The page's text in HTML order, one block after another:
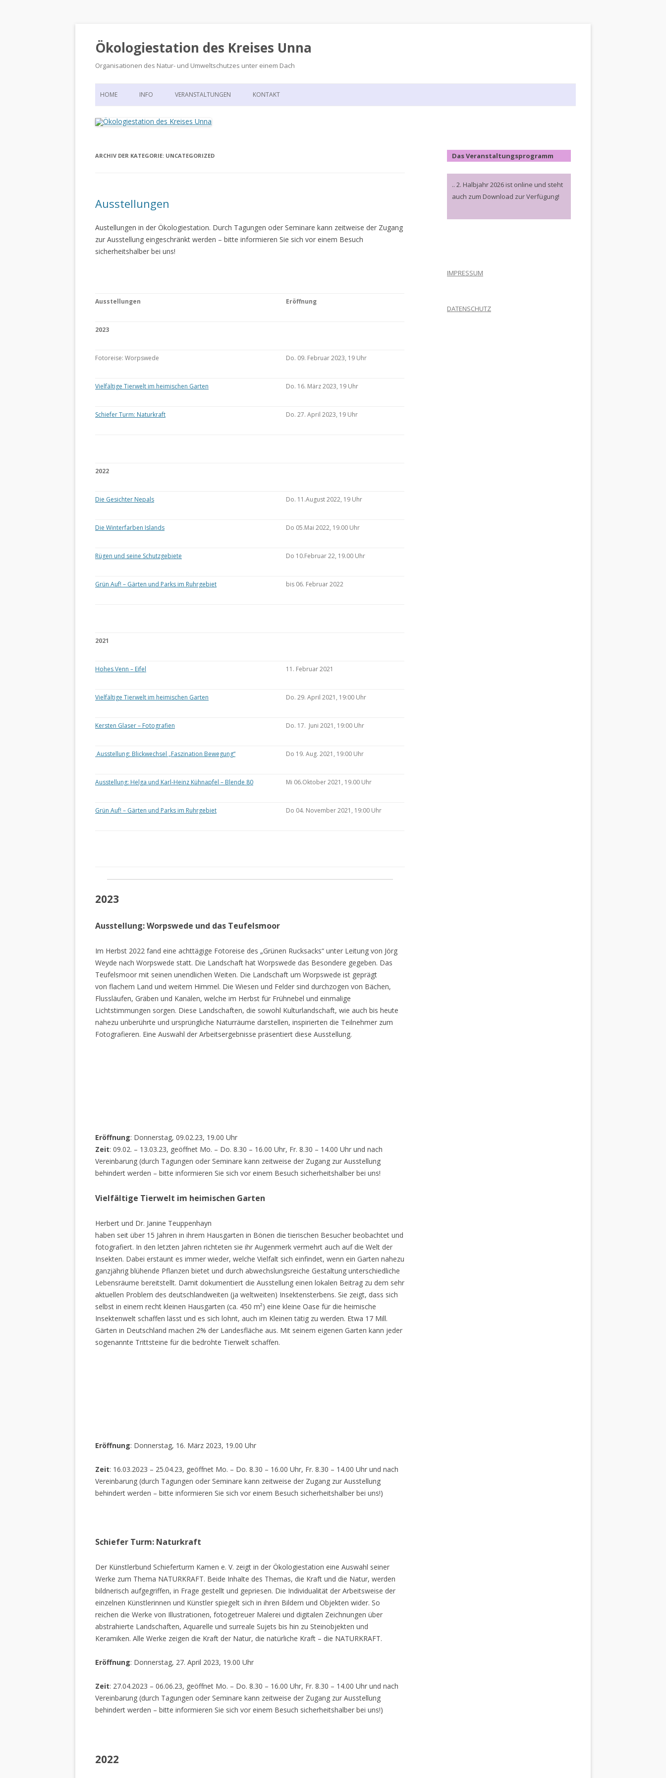
Ökologiestation des Kreises Unna
Organisationen des Natur- und Umweltschutzes unter einem Dach
Zum
HOME INFO VERANSTALTUNGEN KONTAKT
ARCHIV DER KATEGORIE: UNCATEGORIZED
Ausstellungen
Austellungen in der Ökologiestation. Durch Tagungen oder Seminare kann zeitweise der Zugang
zur Ausstellung eingeschränkt werden – bitte informieren Sie sich vor einem Besuch
sicherheitshalber bei uns!
Ausstellungen Eröffnung
2023
Fotoreise: Worpswede Do. 09. Februar 2023, 19 Uhr
Vielfältige Tierwelt im heimischen Garten Do. 16. März 2023, 19 Uhr
Schiefer Turm: Naturkraft Do. 27. April 2023, 19 Uhr
2022
Die Gesichter Nepals Do. 11.August 2022, 19 Uhr
Die Winterfarben Islands Do 05.Mai 2022, 19.00 Uhr
Rügen und seine Schutzgebiete Do 10.Februar 22, 19.00 Uhr
Grün Auf! – Gärten und Parks im Ruhrgebiet bis 06. Februar 2022
2021
Hohes Venn – Eifel 11. Februar 2021
Vielfältige Tierwelt im heimischen Garten Do. 29. April 2021, 19:00 Uhr
Kersten Glaser – Fotografien Do. 17. Juni 2021, 19:00 Uhr
Ausstellung: Blickwechsel „Faszination Bewegung“ Do 19. Aug. 2021, 19:00 Uhr
Ausstellung: Helga und Karl-Heinz Kühnapfel – Blende 80 Mi 06.Oktober 2021, 19.00 Uhr
Grün Auf! – Gärten und Parks im Ruhrgebiet Do 04. November 2021, 19:00 Uhr
2023
Ausstellung: Worpswede und das Teufelsmoor
Im Herbst 2022 fand eine achttägige Fotoreise des „Grünen Rucksacks“ unter Leitung von Jörg
Weyde nach Worpswede statt. Die Landschaft hat Worpswede das Besondere gegeben. Das
Teufelsmoor mit seinen unendlichen Weiten. Die Landschaft um Worpswede ist geprägt
von flachem Land und weitem Himmel. Die Wiesen und Felder sind durchzogen von Bächen,
Flussläufen, Gräben und Kanälen, welche im Herbst für Frühnebel und einmalige
Lichtstimmungen sorgen. Diese Landschaften, die sowohl Kulturlandschaft, wie auch bis heute
nahezu unberührte und ursprüngliche Naturräume darstellen, inspirierten die Teilnehmer zum
Fotografieren. Eine Auswahl der Arbeitsergebnisse präsentiert diese Ausstellung.
Eröffnung: Donnerstag, 09.02.23, 19.00 Uhr
Zeit: 09.02. – 13.03.23, geöffnet Mo. – Do. 8.30 – 16.00 Uhr, Fr. 8.30 – 14.00 Uhr und nach
Vereinbarung (durch Tagungen oder Seminare kann zeitweise der Zugang zur Ausstellung
behindert werden – bitte informieren Sie sich vor einem Besuch sicherheitshalber bei uns!
Vielfältige Tierwelt im heimischen Garten
Herbert und Dr. Janine Teuppenhayn
haben seit über 15 Jahren in ihrem Hausgarten in Bönen die tierischen Besucher beobachtet und
fotografiert. In den letzten Jahren richteten sie ihr Augenmerk vermehrt auch auf die Welt der
Insekten. Dabei erstaunt es immer wieder, welche Vielfalt sich einfindet, wenn ein Garten nahezu
ganzjährig blühende Pflanzen bietet und durch abwechslungsreiche Gestaltung unterschiedliche
Lebensräume bereitstellt. Damit dokumentiert die Ausstellung einen lokalen Beitrag zu dem sehr
aktuellen Problem des deutschlandweiten (ja weltweiten) Insektensterbens. Sie zeigt, dass sich
selbst in einem recht kleinen Hausgarten (ca. 450 m²) eine kleine Oase für die heimische
Insektenwelt schaffen lässt und es sich lohnt, auch im Kleinen tätig zu werden. Etwa 17 Mill.
Gärten in Deutschland machen 2% der Landesfläche aus. Mit seinem eigenen Garten kann jeder
sogenannte Trittsteine für die bedrohte Tierwelt schaffen.
Eröffnung: Donnerstag, 16. März 2023, 19.00 Uhr
Zeit: 16.03.2023 – 25.04.23, geöffnet Mo. – Do. 8.30 – 16.00 Uhr, Fr. 8.30 – 14.00 Uhr und nach
Vereinbarung (durch Tagungen oder Seminare kann zeitweise der Zugang zur Ausstellung
behindert werden – bitte informieren Sie sich vor einem Besuch sicherheitshalber bei uns!)
Schiefer Turm: Naturkraft
Der Künstlerbund Schieferturm Kamen e. V. zeigt in der Ökologiestation eine Auswahl seiner
Werke zum Thema NATURKRAFT. Beide Inhalte des Themas, die Kraft und die Natur, werden
bildnerisch aufgegriffen, in Frage gestellt und gepriesen. Die Individualität der Arbeitsweise der
einzelnen Künstlerinnen und Künstler spiegelt sich in ihren Bildern und Objekten wider. So
reichen die Werke von Illustrationen, fotogetreuer Malerei und digitalen Zeichnungen über
abstrahierte Landschaften, Aquarelle und surreale Sujets bis hin zu Steinobjekten und
Keramiken. Alle Werke zeigen die Kraft der Natur, die natürliche Kraft – die NATURKRAFT.
Eröffnung: Donnerstag, 27. April 2023, 19.00 Uhr
Zeit: 27.04.2023 – 06.06.23, geöffnet Mo. – Do. 8.30 – 16.00 Uhr, Fr. 8.30 – 14.00 Uhr und nach
Vereinbarung (durch Tagungen oder Seminare kann zeitweise der Zugang zur Ausstellung
behindert werden – bitte informieren Sie sich vor einem Besuch sicherheitshalber bei uns!)
2022
Das Veranstaltungsprogramm
.. 2. Halbjahr 2026 ist online und steht
auch zum Download zur Verfügung!
IMPRESSUM
DATENSCHUTZ